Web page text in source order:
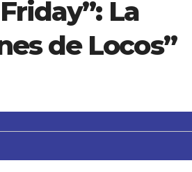
La
de Locos”